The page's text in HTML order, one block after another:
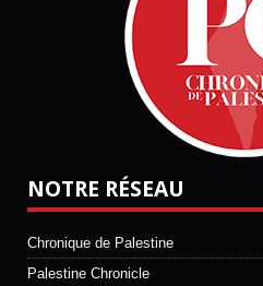
NOTRE RÉSEAU
Chronique de Palestine
Palestine Chronicle